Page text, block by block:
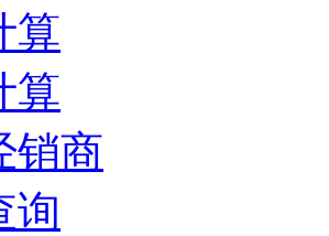
算
算
销商
询